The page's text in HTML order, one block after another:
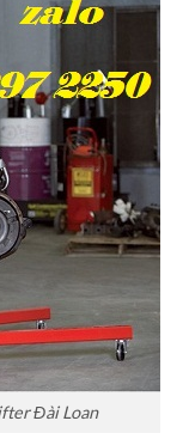
Đài Loan